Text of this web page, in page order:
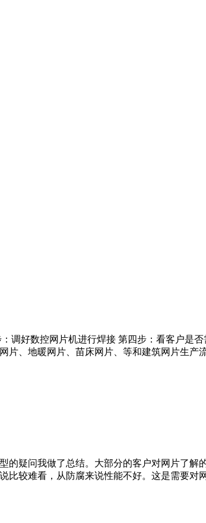
调好数控网片机进行焊接 第四步：看客户是
、地暖网片、苗床网片、等和建筑网片生产
疑问我做了总结。大部分的客户对网片了解
较难看，从防腐来说性能不好。这是需要对